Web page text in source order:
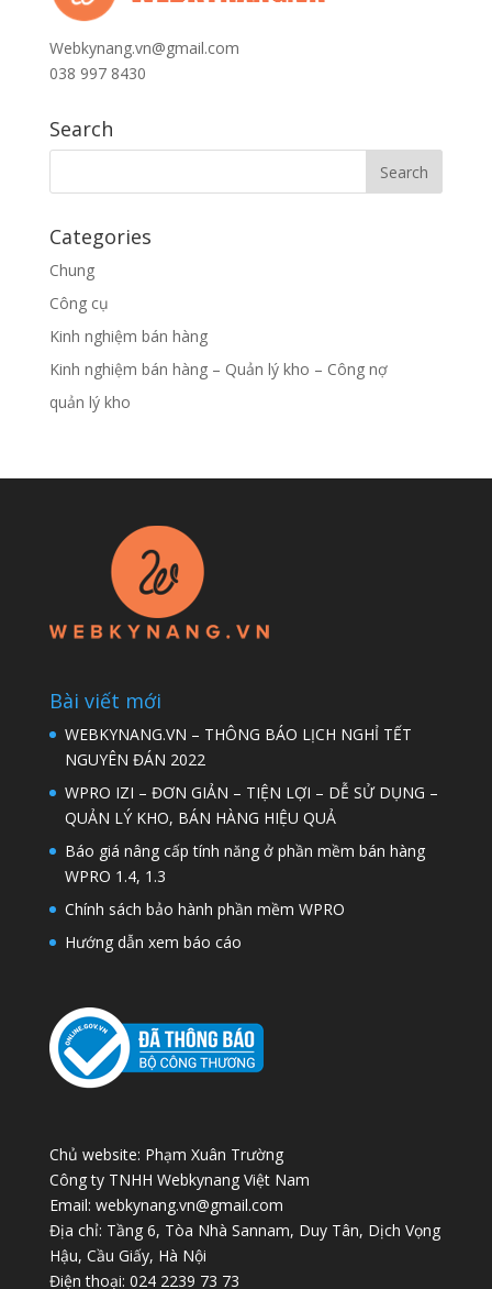
Webkynang.vn@gmail.com
038 997 8430
Search
Categories
Chung
Công cụ
Kinh nghiệm bán hàng
Kinh nghiệm bán hàng – Quản lý kho – Công nợ
quản lý kho
Bài viết mới
WEBKYNANG.VN – THÔNG BÁO LỊCH NGHỈ TẾT
NGUYÊN ĐÁN 2022
WPRO IZI – ĐƠN GIẢN – TIỆN LỢI – DỄ SỬ DỤNG –
QUẢN LÝ KHO, BÁN HÀNG HIỆU QUẢ
Báo giá nâng cấp tính năng ở phần mềm bán hàng
WPRO 1.4, 1.3
Chính sách bảo hành phần mềm WPRO
Hướng dẫn xem báo cáo
Chủ website: Phạm Xuân Trường
Công ty TNHH Webkynang Việt Nam
Email: webkynang.vn@gmail.com
Địa chỉ: Tầng 6, Tòa Nhà Sannam, Duy Tân, Dịch Vọng
Hậu, Cầu Giấy, Hà Nội
Điện thoại: 024 2239 73 73